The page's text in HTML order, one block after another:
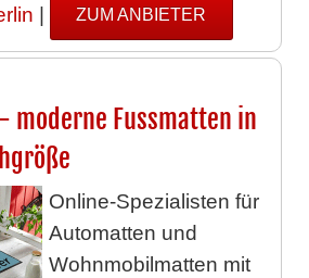
| ZUM ANBIETER
moderne Fussmatten in
Online-Spezialisten für
Automatten und
Wohnmobilmatten mit